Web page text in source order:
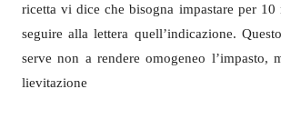
ricetta vi dice che bisogna impastare per
seguire alla lettera quell’indicazione.
serve non a rendere omogeneo l’impasto,
lievitazione